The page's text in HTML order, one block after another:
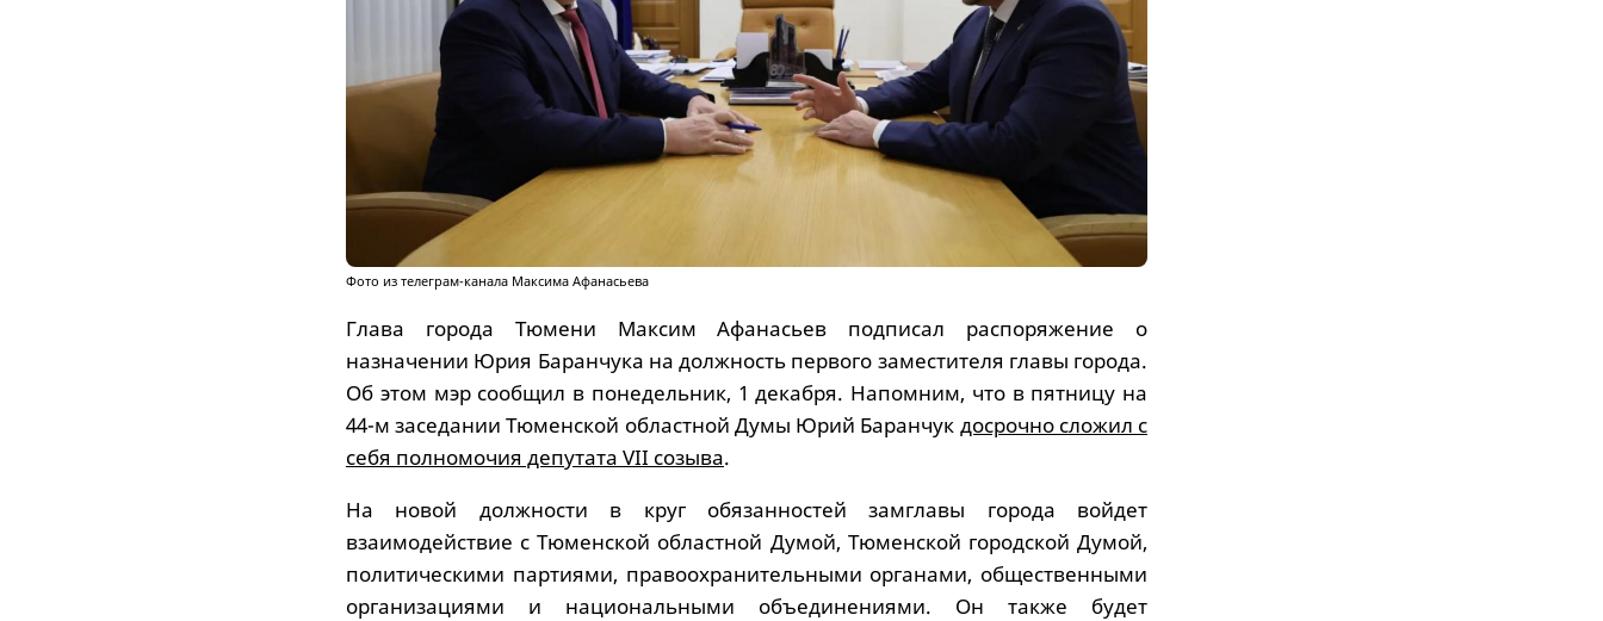
Фото из телеграм-канала Максима Афанасьева
Глава города Тюмени Максим Афанасьев подписал распоряжение о
назначении Юрия Баранчука на должность первого заместителя главы города.
Об этом мэр сообщил в понедельник, 1 декабря. Напомним, что в пятницу на
44-м заседании Тюменской областной Думы Юрий Баранчук досрочно сложил с
себя полномочия депутата VII созыва.
На новой должности в круг обязанностей замглавы города войдет
взаимодействие с Тюменской областной Думой, Тюменской городской Думой,
политическими партиями, правоохранительными органами, общественными
организациями и национальными объединениями. Он также будет